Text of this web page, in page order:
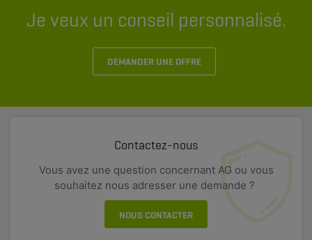
Je veux un conseil personnalisé.
DEMANDER UNE OFFRE
Contactez-nous
Vous avez une question concernant AG ou vous
souhaitez nous adresser une demande ?
NOUS CONTACTER